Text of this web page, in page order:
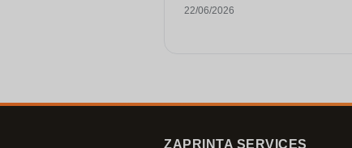
22/06/2026
ZAPRINTA SERVICES